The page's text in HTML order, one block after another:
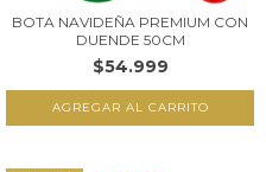
BOTA NAVIDEÑA PREMIUM CON
DUENDE 50CM
$54.999
AGREGAR AL CARRITO